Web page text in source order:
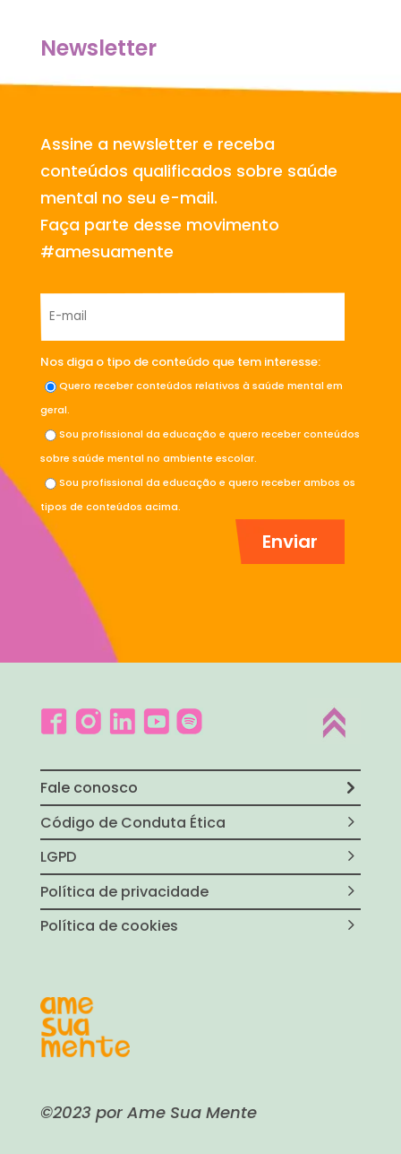
Newsletter
Assine a newsletter e receba
conteúdos qualificados sobre saúde
mental no seu e-mail.
Faça parte desse movimento
#amesuamente
Nos diga o tipo de conteúdo que tem interesse:
Quero receber conteúdos relativos à saúde mental em
geral.
Sou profissional da educação e quero receber conteúdos
sobre saúde mental no ambiente escolar.
Sou profissional da educação e quero receber ambos os
tipos de conteúdos acima.
Fale conosco
Código de Conduta Ética
LGPD
Política de privacidade
Política de cookies
©2023 por Ame Sua Mente